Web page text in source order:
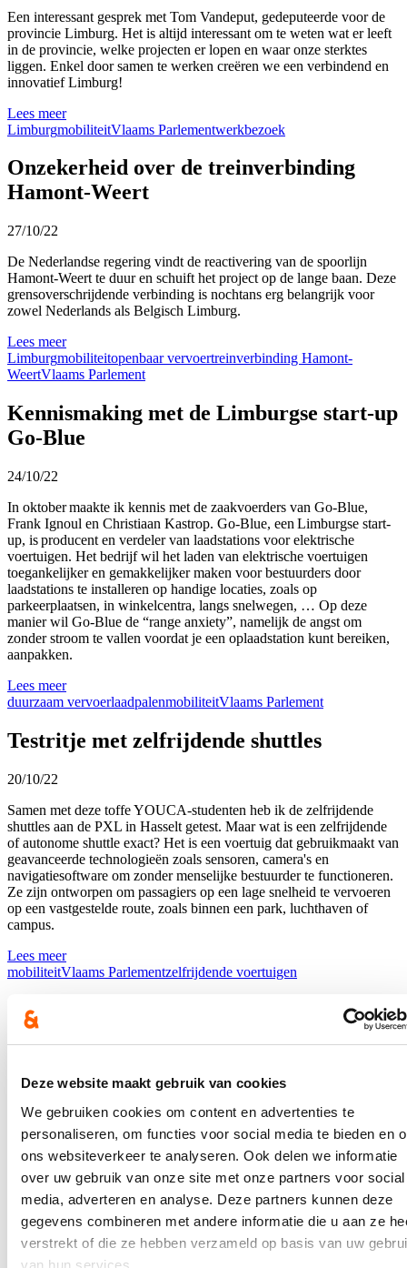
Deze website maakt gebruik van cookies
We gebruiken cookies om content en advertenties te
personaliseren, om functies voor social media te bieden en
ons websiteverkeer te analyseren. Ook delen we informatie
over uw gebruik van onze site met onze partners voor social
media, adverteren en analyse. Deze partners kunnen deze
gegevens combineren met andere informatie die u aan ze
verstrekt of die ze hebben verzameld op basis van uw
van hun services.
Een interessant gesprek met Tom Vandeput, gedeputeerde voorde
provincie Limburg. Het is altijd interessant om te weten wat erleeft
in de provincie, welke projecten erlopen en waar onze sterktes
liggen. Enkel doorsamen te werken creëren we een verbindend en
innovatiefLimburg!
Lees meer
LimburgmobiliteitVlaams Parlementwerkbezoek
Onzekerheid over de treinverbinding
Hamont-Weert
27/10/22
De Nederlandse regering vindt de reactivering van de spoorlijn
Hamont-Weert te duur en schuift het project op de lange baan. Deze
grensoverschrijdende verbinding is nochtans erg belangrijk voor
zowel Nederlands als Belgisch Limburg.
Lees meer
Limburgmobiliteitopenbaar vervoertreinverbinding Hamont-
WeertVlaams Parlement
Kennismaking met de Limburgse start-up
Go-Blue
24/10/22
In oktobermaakte ik kennis met de zaakvoerders van Go-Blue,
Frank Ignoul en Christiaan Kastrop. Go-Blue, een Limburgse start-
up, is producent en verdelervan laadstations voor elektrische
voertuigen. Het bedrijf wil het laden van elektrische voertuigen
toegankelijker en gemakkelijker maken voor bestuurders door
laadstations te installeren op handige locaties, zoals op
parkeerplaatsen, in winkelcentra, langs snelwegen, … Op deze
manier wil Go-Blue de “range anxiety”, namelijk de angst om
zonder stroom te vallen voordat je een oplaadstation kunt bereiken,
aanpakken.
Lees meer
duurzaam vervoerlaadpalenmobiliteitVlaams Parlement
Testritje met zelfrijdende shuttles
20/10/22
Samen met deze toffeYOUCA-studenten heb ik de zelfrijdende
shuttles aan de PXL in Hasselt getest. Maar wat is een zelfrijdende
ofautonome shuttle exact? Het is een voertuig dat gebruikmaakt van
geavanceerde technologieën zoals sensoren, camera's en
navigatiesoftware om zonder menselijke bestuurder te functioneren.
Ze zijn ontworpen om passagiers op een lage snelheid te vervoeren
op een vastgestelde route, zoals binnen een park, luchthaven of
campus.
Lees meer
mobiliteitVlaams Parlementzelfrijdende voertuigen
Verkeersdeskundige Willy Miermans
over de mobiliteit in Lommel
In oktober kwam verkeersdeskundige en Professor Willy
Miermans
naar Lommel. Hij gafereen lezingover de veiligheidvan de
zwakke weggebruiker en duurzamemobiliteit in Lommel.
duurzaam vervoerLommelmobiliteit veilige
schoolomgevingverkeersveiligheidVlaams Parlement
Te gast bij schepen Mark Hoedemakers in